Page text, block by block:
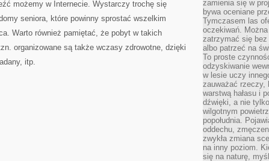
możemy w Internecie. Wystarczy trochę się
seniora, które powinny sprostać wszelkim
Warto również pamiętać, że pobyt w takich
organizowane są także wczasy zdrowotne, dzięki
itp.
zamienia się w
bywa oceniane
Tymczasem las
oczekiwań.
zatrzymać się bez
albo patrzeć na
To proste
odzyskiwanie
w lesie uczy
zauważać rzeczy,
warstwą hałasu i
dźwięki, a nie
wilgotnym
popołudnia.
oddechu,
zwykła zmiana
na inny poziom.
się na naturę,